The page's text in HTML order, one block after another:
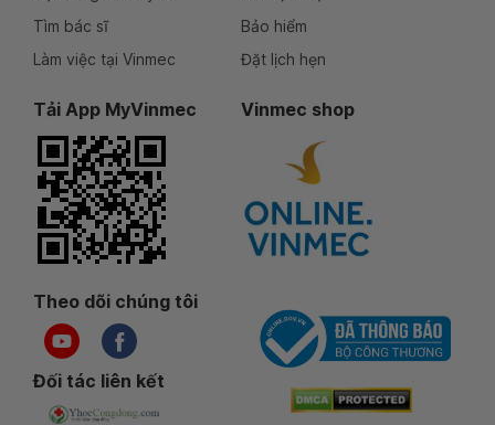
Tìm bác sĩ
Làm việc tại Vinmec
Bảo hiểm
Đặt lịch hẹn
Tải App MyVinmec Vinmec shop
Theo dõi chúng tôi
Đối tác liên kết